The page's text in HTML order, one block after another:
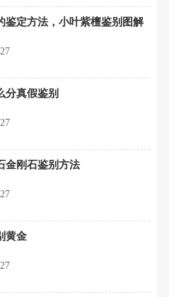
鉴定方法，小叶紫檀鉴别图解
分真假鉴别
金刚石鉴别方法
黄金